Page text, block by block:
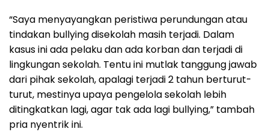
“Saya menyayangkan peristiwa perundungan atau
tindakan bullying disekolah masih terjadi. Dalam
kasus ini ada pelaku dan ada korban dan terjadi di
lingkungan sekolah. Tentu ini mutlak tanggung jawab
dari pihak sekolah, apalagi terjadi 2 tahun berturut-
turut, mestinya upaya pengelola sekolah lebih
ditingkatkan lagi, agar tak ada lagi bullying,” tambah
pria nyentrik ini.